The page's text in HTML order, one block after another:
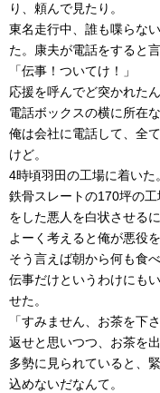
り、頼んで見たり。
東名走行中、誰も喋らな
た。康夫が電話をすると言
「伝事！ついてけ！」
応援を呼んでど突かれた
電話ボックスの横に所在
俺は会社に電話して、全
けど。
4時頃羽田の工場に着いた。
鉄骨スレートの170坪の
をした悪人を白状させる
よーく考えると俺が悪役
そう言えば朝から何も食
伝事だけというわけにも
せた。
「すみません、お茶を下
返せと思いつつ、お茶を出
多勢に見られていると、
込めないだなんて。